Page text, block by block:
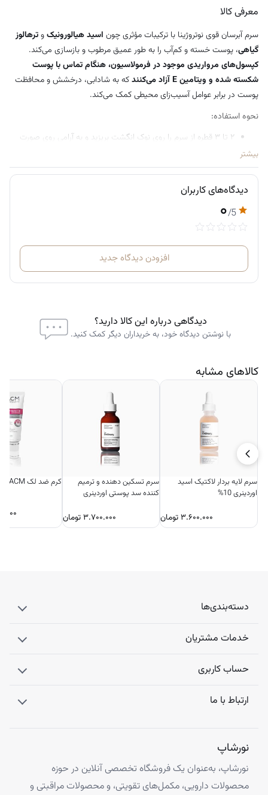
معرفی کالا
سرم آبرسان قوی نوتروژینا با ترکیبات مؤثری چون اسید هیالورونیکوترهالوز
گیاهی، پوست خسته و کم‌آب را به طور عمیق مرطوب و بازسازی می‌کند.
کپسول‌های مرواریدی موجود در فرمولاسیون، هنگام تماس با پوست
شکسته شده و ویتامین E آزاد می‌کنند
که به شادابی، درخشش و محافظت
پوست در برابر عوامل آسیب‌زای محیطی کمک می‌کند.
نحوه استفاده:
۲ تا ۳ قطره از سرم را روی نوک انگشت بریزید و به آرامی روی صورت
انگشت، سرم را روی پوست پخش و جذب کنید.
زمان استفاده:
صبح و شب
برای پوست‌های بسیار خشک یا دهیدراته، مصرف
برای پوست نرمال یا مختلط، یک‌بار در روز (ترجیحاً شب) کافی است.
بیشتر
دیدگاه‌های کاربران
۰/5
افزودن دیدگاه جدید
دیدگاهی درباره این کالا دارید؟
با نوشتن دیدگاه خود، به خریداران دیگر کمک کنید.
کالاهای مشابه
سرم لایه بردار لاکتیک اسید
اوردینری 10%
۳.۶۰۰.۰۰۰ تومان
سرم تسکین دهنده و ترمیم
کننده سد پوستی اوردینری
۳.۷۰۰.۰۰۰تومان
کرم ضد لک ACM
دسته‌بندی‌ها
خدمات مشتریان
حساب کاربری
ارتباط با ما
نورشاپ
نورشاپ، به‌عنوان یک فروشگاه تخصصی آنلاین در حوزه
محصولات دارویی، مکمل‌های تقویتی، و محصولات مراقبتی و